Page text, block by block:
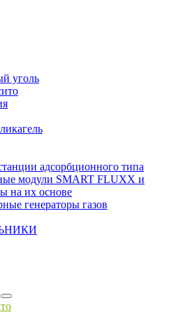
уголь
адсорбционного типа
модули SMART FLUXX и
на их основе
генераторы газов